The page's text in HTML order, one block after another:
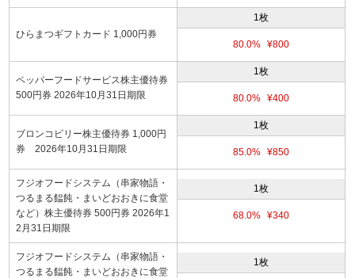
ひらまつギフトカード 1,000円券
1枚
80.0% ¥800
ペッパーフードサービス株主優待券
500円券 2026年10月31日期限
1枚
80.0% ¥400
ブロンコビリー株主優待券 1,000円
券 2026年10月31日期限
1枚
85.0% ¥850
フジオフードシステム（串家物語・
つるまる饂飩・まいどおおきに食堂
など）株主優待券 500円券 2026年1
2月31日期限
1枚
68.0% ¥340
フジオフードシステム（串家物語・
つるまる饂飩・まいどおおきに食堂
1枚